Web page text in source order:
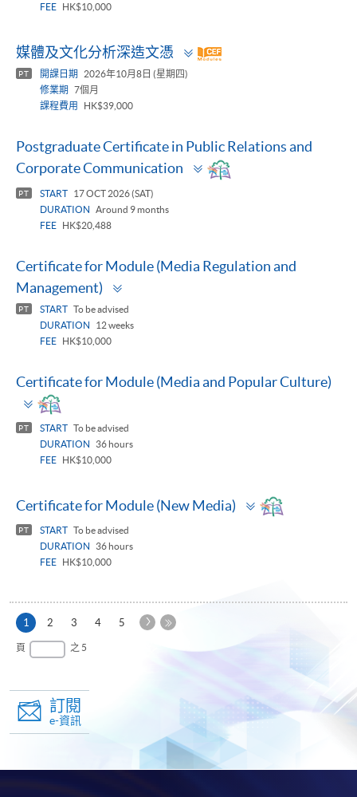
FEE
HK$10,000
媒體及文化分析深造文憑
Toggle
panel
PT 開課日期
2026年10月8日 (星期四)
修業期
7個月
課程費用
HK$39,000
Postgraduate Certificate in Public Relations and
Corporate Communication
Toggle
panel
PT START
17 OCT 2026 (SAT)
DURATION
Around 9 months
FEE
HK$20,488
Certificate for Module (Media Regulation and
Management)
PT START To be advised
DURATION
12 weeks
FEE
HK$10,000
Certificate for Module (Media and Popular Culture)
Toggle
panel
PT START To be advised
DURATION
36 hours
FEE
HK$10,000
Certificate for Module (New Media)
Toggle
panel
PT START To be advised
DURATION
36 hours
FEE
HK$10,000
1 本
頁
2 3 4 5
下
頁 之 5
訂閱
e-資訊